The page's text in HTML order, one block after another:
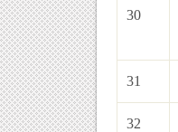
30
31
32